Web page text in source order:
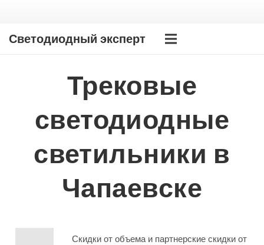
Светодиодный эксперт
Трековые
светодиодные
светильники в
Чапаевске
Скидки от объема и партнерские скидки от